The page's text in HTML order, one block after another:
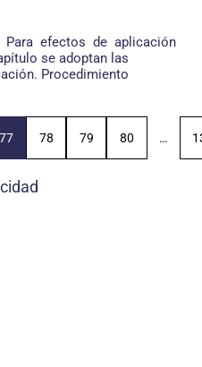
Para efectos de aplicación
se adoptan las
Procedimiento
77 78 79 80 …